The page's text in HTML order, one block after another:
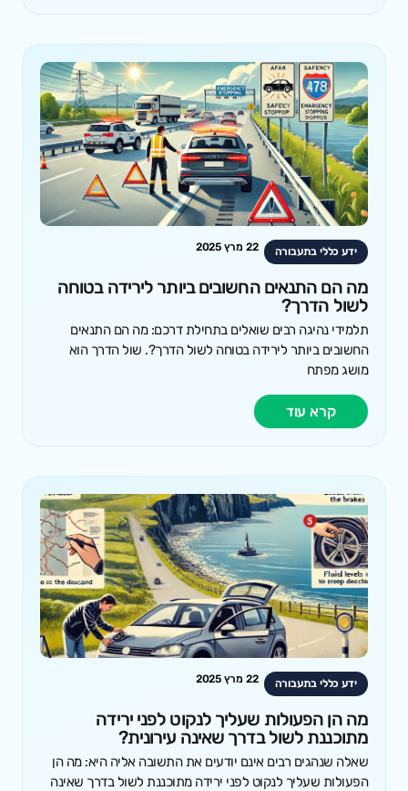
ידע כללי בתעבורה 22 מרץ 2025
מה הם התנאים החשובים ביותר לירידה בטוחה
לשול הדרך?
תלמידי נהיגה רבים שואלים בתחילת דרכם: מה הם התנאים
החשובים ביותר לירידה בטוחה לשול הדרך?. שול הדרך הוא
מושג מפתח
קרא עוד
ידע כללי בתעבורה 22 מרץ 2025
מה הן הפעולות שעליך לנקוט לפני ירידה
מתוכננת לשול בדרך שאינה עירונית?
שאלה שנהגים רבים אינם יודעים את התשובה אליה היא: מה הן
הפעולות שעליך לנקוט לפני ירידה מתוכננת לשול בדרך שאינה